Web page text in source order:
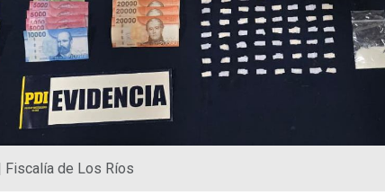
Fiscalía de Los Ríos